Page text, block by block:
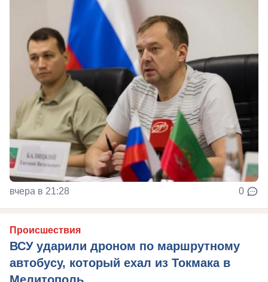
вчера в 21:28 0
Происшествия
ВСУ ударили дроном по маршрутному
автобусу, который ехал из Токмака в
Мелитополь